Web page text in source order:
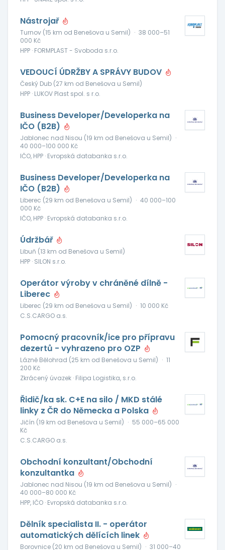
Nástrojař
Turnov (15 km od Benešova u Semil) · 38 000–51
000 Kč
HPP · FORMPLAST - Svoboda s.r.o.
VEDOUCÍ ÚDRŽBY A SPRÁVY BUDOV
Český Dub (27 km od Benešova u Semil)
HPP · LUKOV Plast spol. s r.o.
Business Developer/Developerka na
IČO (B2B)
Jablonec nad Nisou (19 km od Benešova u Semil) ·
40 000–100 000 Kč
IČO, HPP · Evropská databanka s.r.o.
Business Developer/Developerka na
IČO (B2B)
Liberec (29 km od Benešova u Semil) · 40 000–100
000 Kč
IČO, HPP · Evropská databanka s.r.o.
Údržbář
Libuň (13 km od Benešova u Semil)
HPP · SILON s.r.o.
Operátor výroby v chráněné dílně -
Liberec
Liberec (29 km od Benešova u Semil) · 10 000 Kč
C.S.CARGO a.s.
Pomocný pracovník/ice pro přípravu
dezertů - vyhrazeno pro OZP
Lázně Bělohrad (25 km od Benešova u Semil) · 11
200 Kč
Zkrácený úvazek · Filipa Logistika, s.r.o.
Řidič/ka sk. C+E na silo / MKD stálé
linky z ČR do Německa a Polska
Jičín (19 km od Benešova u Semil) · 55 000–65 000
Kč
C.S.CARGO a.s.
Obchodní konzultant/Obchodní
konzultantka
Jablonec nad Nisou (19 km od Benešova u Semil) ·
40 000–80 000 Kč
HPP, IČO · Evropská databanka s.r.o.
Dělník specialista II. - operátor
automatických dělících linek
Borovnice (20 km od Benešova u Semil) · 31 000–40